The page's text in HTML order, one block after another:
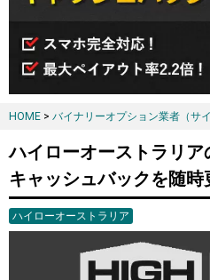
HOME > バイナリーオプション業者（サ
ハイローオーストラリ
キャッシュバックを随時
ハイローオーストラリア